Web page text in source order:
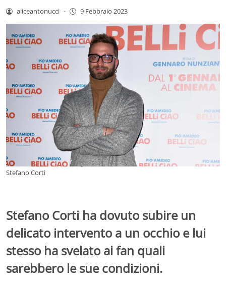
aliceantonucci - 9 Febbraio 2023
Stefano Corti
Stefano Corti ha dovuto subire un
delicato intervento a un occhio e lui
stesso ha svelato ai fan quali
sarebbero le sue condizioni.